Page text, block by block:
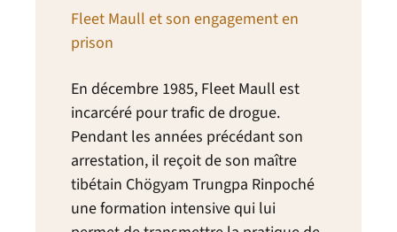
Fleet Maull et son engagement en
prison
En décembre 1985, Fleet Maull est
incarcéré pour trafic de drogue.
Pendant les années précédant son
arrestation, il reçoit de son maître
tibétain Chögyam Trungpa Rinpoché
une formation intensive qui lui